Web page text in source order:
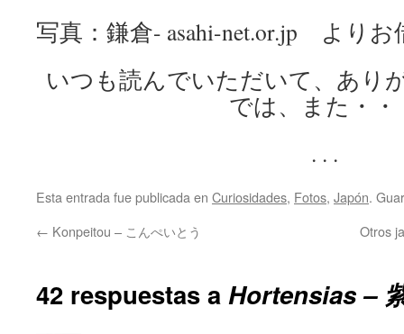
写真：鎌倉- asahi-net.or.jp より
いつも読んでいただいて、あり
では、また・・
. . .
Esta entrada fue publicada en Curiosidades, Fotos, Japón.
← Konpeitou – こんぺいとう Otros
42 respuestas a Hortensias –